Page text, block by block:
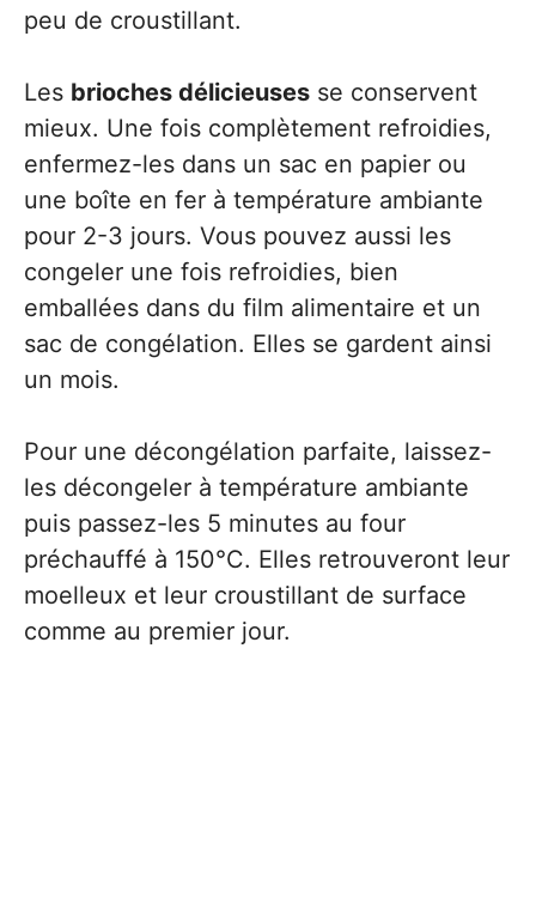
peu de croustillant.
Les brioches délicieuses se conservent
mieux. Une fois complètement refroidies,
enfermez-les dans un sac en papier ou
une boîte en fer à température ambiante
pour 2-3 jours. Vous pouvez aussi les
congeler une fois refroidies, bien
emballées dans du film alimentaire et un
sac de congélation. Elles se gardent ainsi
un mois.
Pour une décongélation parfaite, laissez-
les décongeler à température ambiante
puis passez-les 5 minutes au four
préchauffé à 150°C. Elles retrouveront leur
moelleux et leur croustillant de surface
comme au premier jour.